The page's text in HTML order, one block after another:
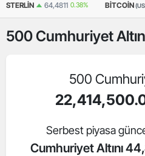
64,4811 0.38% BITCOIN (USDT)
500Cumhuriyet
500
Serbest piyasa
Cumhuriyet Altını